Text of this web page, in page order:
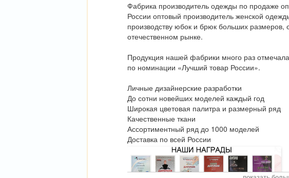
Фабрика производитель одежды по продаже
России оптовый производитель женской
производству юбок и брюк больших размеров,
отечественном рынке.
Продукция нашей фабрики много раз
по номинации «Лучший товар России».
Личные дизайнерские разработки
До сотни новейших моделей каждый год
Широкая цветовая палитра и размерный ряд
Качественные ткани
Ассортиментный ряд до 1000 моделей
Доставка по всей России